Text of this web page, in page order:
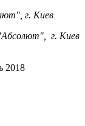
г. Киев
г. Киев
2018